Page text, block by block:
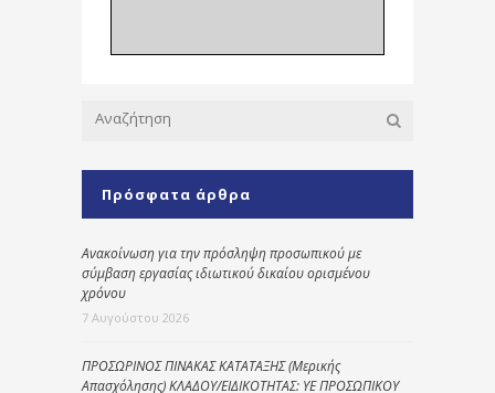
Πρόσφατα άρθρα
Ανακοίνωση για την πρόσληψη προσωπικού με
σύμβαση εργασίας ιδιωτικού δικαίου ορισμένου
χρόνου
7 Αυγούστου 2026
ΠΡΟΣΩΡΙΝΟΣ ΠΙΝΑΚΑΣ ΚΑΤΑΤΑΞΗΣ (Μερικής
Απασχόλησης) ΚΛΑΔΟΥ/ΕΙΔΙΚΟΤΗΤΑΣ: ΥΕ ΠΡΟΣΩΠΙΚΟΥ